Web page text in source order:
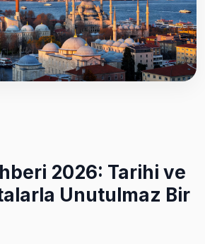
2026: Tarihi ve
Unutulmaz Bir